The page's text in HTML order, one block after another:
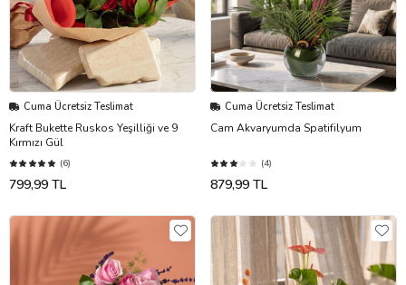
Cuma Ücretsiz Teslimat
Kraft Bukette Ruskos Yeşilliği ve 9
Kırmızı Gül
(6)
799,99 TL
Cuma Ücretsiz Teslimat
Cam Akvaryumda Spatifilyum
(4)
879,99 TL